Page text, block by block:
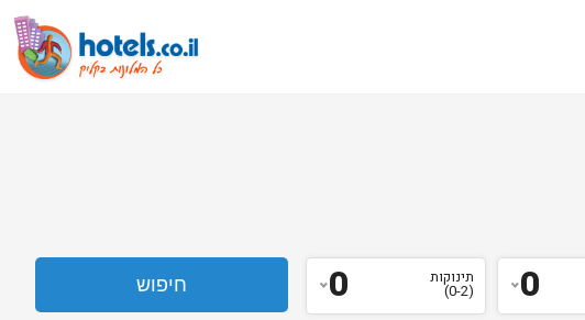
0 תינוקות
(0-2)
0